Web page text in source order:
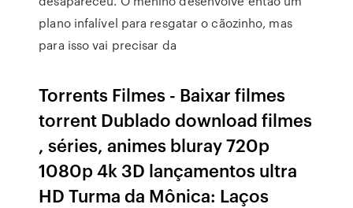
plano infalível para resgatar o cãozinho, mas
para isso vai precisar da
Torrents Filmes - Baixar filmes
torrent Dublado download filmes
, séries, animes bluray 720p
1080p 4k 3D lançamentos ultra
HD Turma da Mônica: Laços